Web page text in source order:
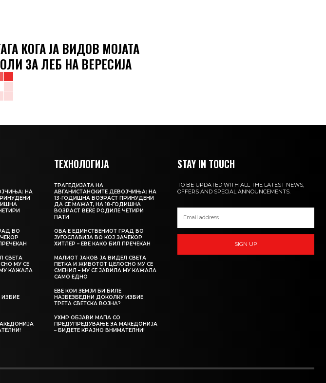
КОГА ЈА ВИДОВ МОЈАТА
ЗА ЛЕБ НА ВЕРЕСИЈА
НА
ВО
СВЕТА
МУ СЕ
КАЖАЛА
ТЕХНОЛОГИЈА
ТРАГЕДИЈАТА НА
АВГАНИСТАНСКИТЕ ДЕВОЈЧИЊА: НА
13-ГОДИШНА ВОЗРАСТ ПРИНУДЕНИ
ДА СЕ МАЖАТ, НА 18-ГОДИШНА
ВОЗРАСТ ВЕЌЕ РОДИЛЕ ЧЕТИРИ
ПАТИ
ОВА Е ЕДИНСТВЕНИОТ ГРАД ВО
ЈУГОСЛАВИЈА ВО КОЈ ЗАЧЕКОР
ХИТЛЕР – ЕВЕ КАКО БИЛ ПРЕЧЕКАН
МАЛИОТ ЈАКОВ ЈА ВИДЕЛ СВЕТА
ПЕТКА И ЖИВОТОТ ЦЕЛОСНО МУ СЕ
СМЕНИЛ – МУ СЕ ЈАВИЛА МУ КАЖАЛА
САМО ЕДНО
ЕВЕ КОИ ЗЕМЈИ БИ БИЛЕ
НАЈБЕЗБЕДНИ ДОКОЛКУ ИЗБИЕ
ТРЕТА СВЕТСКА ВОЈНА?
УХМР ОБЈАВИ МАПА СО
ПРЕДУПРЕДУВАЊЕ ЗА МАКЕДОНИЈА
– БИДЕТЕ КРАЈНО ВНИМАТЕЛНИ!
STAY IN TOUCH
TO BE UPDATED WITH ALL THE LATEST NEWS,
OFFERS AND SPECIAL ANNOUNCEMENTS.
SIGN UP